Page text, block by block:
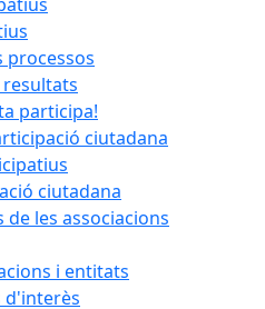
processos
resultats
participa!
ciutadana
ciutadana
les associacions
i entitats
d'interès